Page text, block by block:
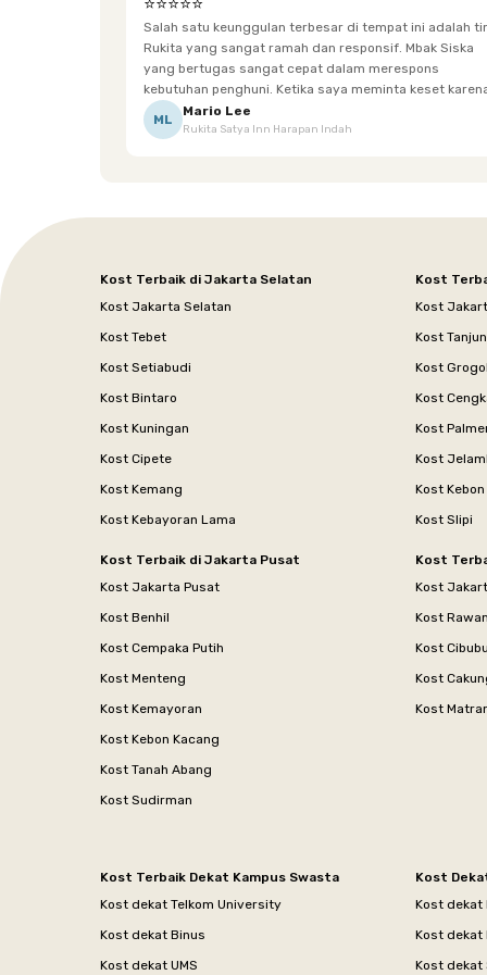
Salah satu keunggulan terbesar di tempat ini adalah
Rukita yang sangat ramah dan responsif. Mbak Siska
yang bertugas sangat cepat dalam merespons
kebutuhan penghuni. Ketika saya meminta keset karena
sempat terpeleset, permintaan tersebut langsung
dipenuhi dengan cepat. Terima kasih Mbak Siska.
ML
Mario Lee
Rukita Satya Inn Harapan Indah
Kost Terbaik di Jakarta Selatan
Kost Jakarta Selatan
Kost Tebet
Kost Setiabudi
Kost Bintaro
Kost Kuningan
Kost Cipete
Kost Kemang
Kost Kebayoran Lama
Kost Terbaik di Jakarta Pusat
Kost Jakarta Pusat
Kost Benhil
Kost Cempaka Putih
Kost Menteng
Kost Kemayoran
Kost Kebon Kacang
Kost Tanah Abang
Kost Sudirman
Kost
Kost
Kost
Kost Grogol
Kost
Kost
Kost
Kost
Kost Slipi
Kost
Kost
Kost
Kost
Kost
Kost
Kost Terbaik Dekat Kampus Swasta
Kost dekat Telkom University
Kost dekat Binus
Kost dekat UMS
Kost
Kost dekat
Kost dekat
Kost dekat